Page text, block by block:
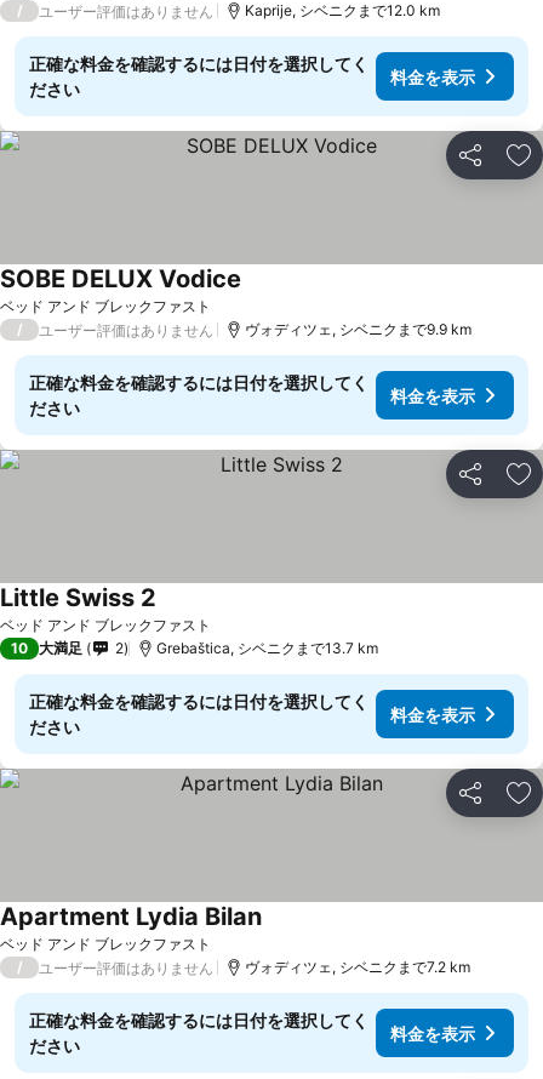
/ ユーザー評価はありません Kaprije, シベニクまで12.0 km
正確な料金を確認するには日付を選択してく
ださい
料金を表示
シェア お
ベッド アンド ブレックファスト
SOBE DELUX Vodice
/ ユーザー評価はありません ヴォディツェ, シベニクまで9.9 km
正確な料金を確認するには日付を選択してく
ださい
料金を表示
シェア お
ベッド アンド ブレックファスト
Little Swiss 2
10 大満足 2 Grebaštica, シベニクまで13.7 km
正確な料金を確認するには日付を選択してく
ださい
料金を表示
シェア お
ベッド アンド ブレックファスト
Apartment Lydia Bilan料金を表示
/ ユーザー評価はありません ヴォディツェ, シベニクまで7.2 km
正確な料金を確認するには日付を選択してく
ださい
料金を表示